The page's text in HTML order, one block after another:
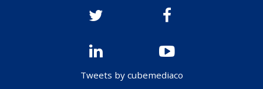
Tweets by cubemediaco